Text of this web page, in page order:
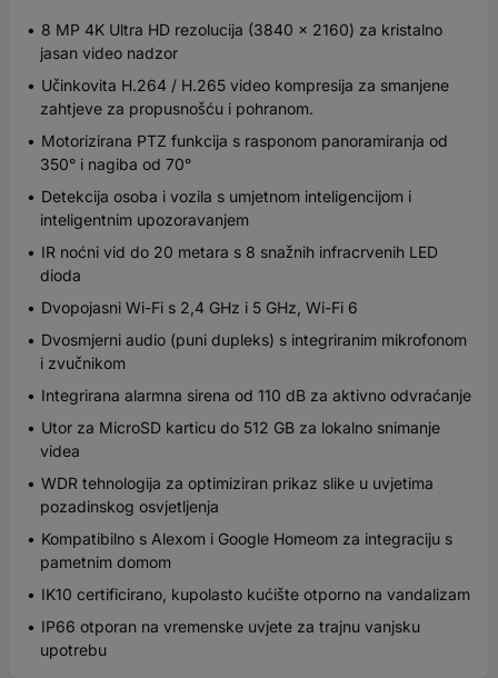
8 MP 4K Ultra HD rezolucija (3840 × 2160) za kristalno
jasan video nadzor
Učinkovita H.264 / H.265 video kompresija za smanjene
zahtjeve za propusnošću i pohranom.
Motorizirana PTZ funkcija s rasponom panoramiranja od
350° i nagiba od 70°
Detekcija osoba i vozila s umjetnom inteligencijom i
inteligentnim upozoravanjem
IR noćni vid do 20 metara s 8 snažnih infracrvenih LED
dioda
Dvopojasni Wi-Fi s 2,4 GHz i 5 GHz, Wi-Fi 6
Dvosmjerni audio (puni dupleks) s integriranim mikrofonom
i zvučnikom
Integrirana alarmna sirena od 110 dB za aktivno odvraćanje
Utor za MicroSD karticu do 512 GB za lokalno snimanje
videa
WDR tehnologija za optimiziran prikaz slike u uvjetima
pozadinskog osvjetljenja
Kompatibilno s Alexom i Google Homeom za integraciju s
pametnim domom
IK10 certificirano, kupolasto kućište otporno na vandalizam
IP66 otporan na vremenske uvjete za trajnu vanjsku
upotrebu